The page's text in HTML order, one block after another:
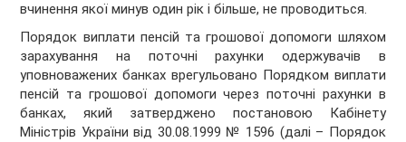
вчинення якої минув один рік і більше, не проводиться.
Порядок виплати пенсій та грошової допомоги шляхом
зарахування на поточні рахунки одержувачів в
уповноважених банках врегульовано Порядком виплати
пенсій та грошової допомоги через поточні рахунки в
банках, який затверджено постановою Кабінету
Міністрів України від 30.08.1999 № 1596 (далі – Порядок